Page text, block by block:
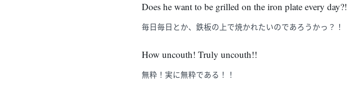
Does he want to be grilled on the iron plate every day?!
毎日毎日とか、鉄板の上で焼かれたいのであろうかっ？！
How uncouth! Truly uncouth!!
無粋！実に無粋である！！